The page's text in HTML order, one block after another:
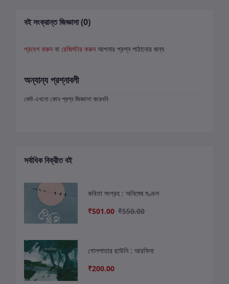
বই সংক্রান্ত জিজ্ঞাসা (0)
প্রবেশ করুন বা রেজিস্টার করুন আপনার প্রশ্ন পাঠানোর জন্য
অন্যান্য প্রশ্নাবলী
কেউ এখনো কোন প্রশ্ন জিজ্ঞাসা করেননি
সর্বাধিক বিক্রীত বই
কবিতা সংগ্রহ : অনিমেষ মণ্ডল
₹501.00 ₹550.00
গোলপাতার ছাউনি : আরফিনা
₹200.00